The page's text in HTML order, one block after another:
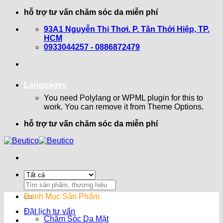
hỗ trợ tư vấn chăm sóc da miễn phí
93A1 Nguyễn Thị Thơi. P. Tân Thới Hiệp, TP.
HCM
0933044257 - 0886872479
Languages
You need Polylang or WPML plugin for this to
work. You can remove it from Theme Options.
hỗ trợ tư vấn chăm sóc da miễn phí
Search
for:
Đặt lịch tư vấn
Danh Mục Sản Phẩm
Chăm Sóc Da Mặt